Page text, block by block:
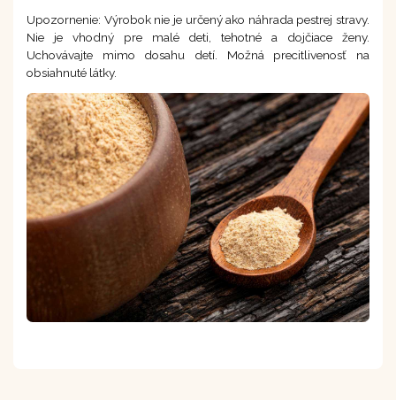
Upozornenie: Výrobok nie je určený ako náhrada pestrej stravy.
Nie je vhodný pre malé deti, tehotné a dojčiace ženy.
Uchovávajte mimo dosahu detí. Možná precitlivenosť na
obsiahnuté látky.